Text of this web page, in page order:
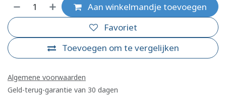
Aan winkelmandje toevoegen
Toevoegen om te vergelijken
Favoriet
Algemene voorwaarden
Geld-terug-garantie van 30 dagen